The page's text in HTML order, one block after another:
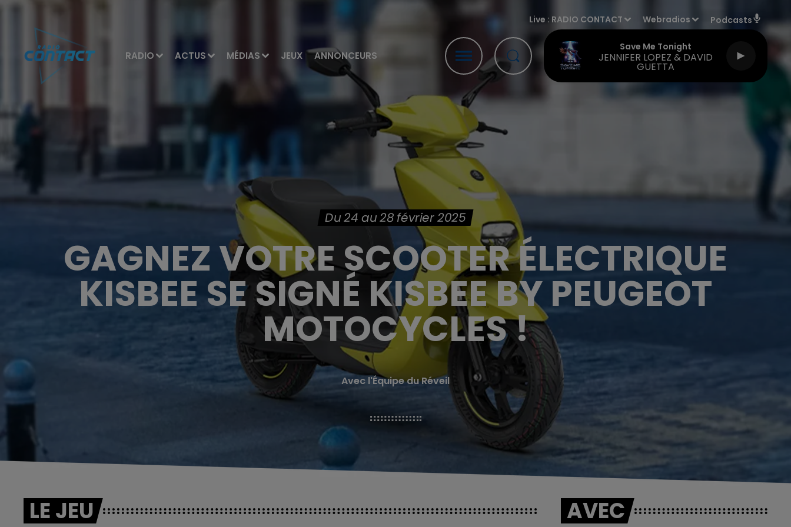
RADIO ACTUS MÉDIAS JEUX ANNONCEURS
Live : RADIO CONTACT Webradios Podcasts
Save Me Tonight
JENNIFER LOPEZ & DAVID
GUETTA
Du 24 au 28 février 2025
GAGNEZ VOTRE SCOOTER ÉLECTRIQUE
KISBEE SE SIGNÉ KISBEE BY PEUGEOT
MOTOCYCLES !
Avec l'Équipe du Réveil
LE JEU AVEC